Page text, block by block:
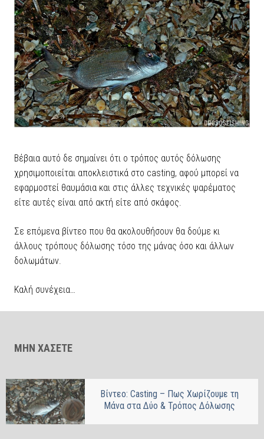
Βέβαια αυτό δε σημαίνει ότι ο τρόπος αυτός δόλωσης
χρησιμοποιείται αποκλειστικά στο casting, αφού μπορεί να
εφαρμοστεί θαυμάσια και στις άλλες τεχνικές ψαρέματος
είτε αυτές είναι από ακτή είτε από σκάφος.
Σε επόμενα βίντεο που θα ακολουθήσουν θα δούμε κι
άλλους τρόπους δόλωσης τόσο της μάνας όσο και άλλων
δολωμάτων.
Καλή συνέχεια…
ΜΗΝ ΧΑΣΕΤΕ
Βίντεο: Casting – Πως Χωρίζουμε τη
Μάνα στα Δύο & Τρόπος Δόλωσης